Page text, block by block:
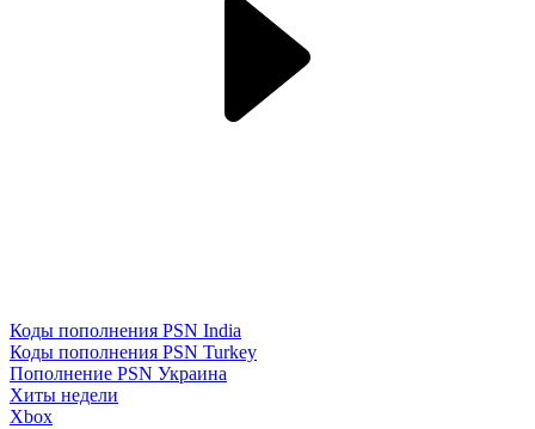
Коды пополнения PSN India
Коды пополнения PSN Turkey
Пополнение PSN Украина
Хиты недели
Xbox